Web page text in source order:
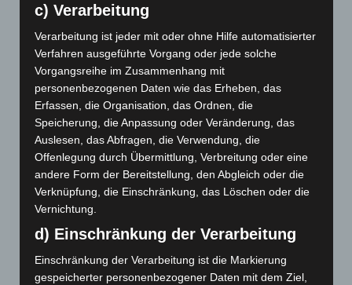
uns das zeigen kann, was wir an uns nicht mögen, unser
Scheitern, unser Unverständnis und unsere
Begrenztheit.
Der Clown bietet uns an dieser Stelle eine Versöhnung
mit diesen ungeliebten Eigenschaften an. Die
Möglichkeit, über uns selbst zu lachen (ein Merkmal
übrigens, das für Victor Frankl den Menschen überhaupt
erst ausmacht).
Der Clown ist eine „Landkarte“ des Inneren des
Menschen. Die Über-Ich Figur des Weißen Clowns
versucht mit Strenge die Es-Figur des schusseligen
Roten Clowns zum richtigen Verhalten zu erziehen, und
scheitert regelmäßig damit. Für mich eine Aufforderung,
nicht allzu streng mit sich selbst zu sein, sich das Recht
zu nehmen, Regeln selbst zu überprüfen und Spaß und
c) Verarbeitung
Verarbeitung ist jeder mit oder ohne Hilfe automatisierter
Verfahren ausgeführte Vorgang oder jede solche
Vorgangsreihe im Zusammenhang mit
personenbezogenen Daten wie das Erheben, das
Erfassen, die Organisation, das Ordnen, die
Speicherung, die Anpassung oder Veränderung, das
Auslesen, das Abfragen, die Verwendung, die
Offenlegung durch Übermittlung, Verbreitung oder eine
andere Form der Bereitstellung, den Abgleich oder die
Verknüpfung, die Einschränkung, das Löschen oder die
Vernichtung.
d) Einschränkung der Verarbeitung
Einschränkung der Verarbeitung ist die Markierung
gespeicherter personenbezogener Daten mit dem Ziel,